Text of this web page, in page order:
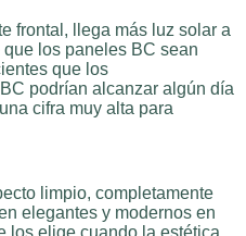
frontal, llega más luz solar a
los paneles BC sean
que los
podrían alcanzar algún día
cifra muy alta para
limpio, completamente
elegantes y modernos en